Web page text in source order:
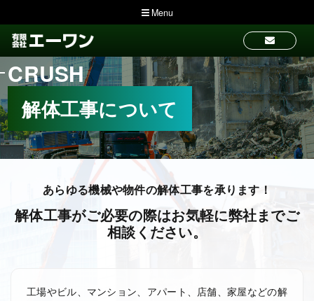
Menu
解体工事について
CRUSH
あらゆる機械や物件の解体工事を承ります！
解体工事がご必要の際はお気軽に弊社までご
相談ください。
工場やビル、マンション、アパート、店舗、家屋などの解